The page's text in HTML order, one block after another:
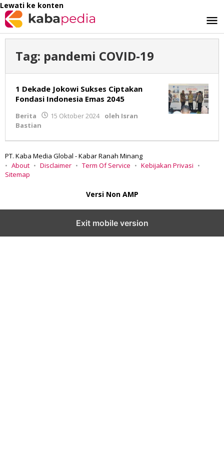
Lewati ke konten
Tag: pandemi COVID-19
1 Dekade Jokowi Sukses Ciptakan
Fondasi Indonesia Emas 2045
Berita 15 Oktober 2024 oleh Isran
Bastian
PT. Kaba Media Global - Kabar Ranah Minang
About
Disclaimer Term Of Service
Kebijakan Privasi
Sitemap
Versi Non AMP
Exit mobile version